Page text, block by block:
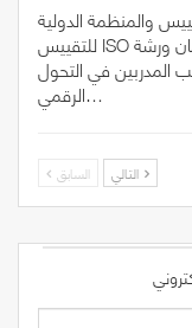
والمنظمة الدولية
للتقييس ISO تنظمان ورشة
المدربين في التحول
الرقمي…
السابق